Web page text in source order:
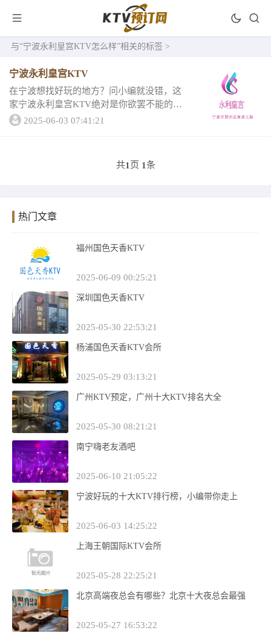
与“宁波永利皇宫KTV怎么样”相关的标签 >
宁波永利皇宫KTV
在宁波想找好玩的地方？问小编就没错，这
家宁波永利皇宫KTV绝对是你欲罢不能的，
那里的夜生活丰富多彩！今天小编就为大家
2025-06-03 07:41:21
共1 页 1条
热门文章
福州国色天香KTV
2025-06-09 00:25:21
深圳国色天香KTV
2025-05-30 22:53:21
杨浦国色天香KTV会所
2025-05-29 03:13:21
广州KTV预定，广州十大KTV排名大全
2025-05-30 08:21:21
南宁嗨老友酒吧
2025-06-10 21:05:22
宁波好玩的十大KTV排行榜，小编带你走上
2025-06-03 14:25:22
上海王朝国际KTV会所
2025-05-28 22:25:21
北京高端夜总会有哪些？北京十大夜总会最强
2025-05-27 16:53:22